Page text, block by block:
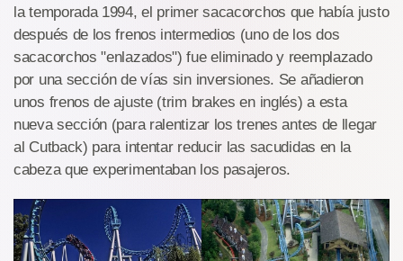
la temporada 1994, el primer sacacorchos que había justo
después de los frenos intermedios (uno de los dos
sacacorchos "enlazados") fue eliminado y reemplazado
por una sección de vías sin inversiones. Se añadieron
unos frenos de ajuste (trim brakes en inglés) a esta
nueva sección (para ralentizar los trenes antes de llegar
al Cutback) para intentar reducir las sacudidas en la
cabeza que experimentaban los pasajeros.